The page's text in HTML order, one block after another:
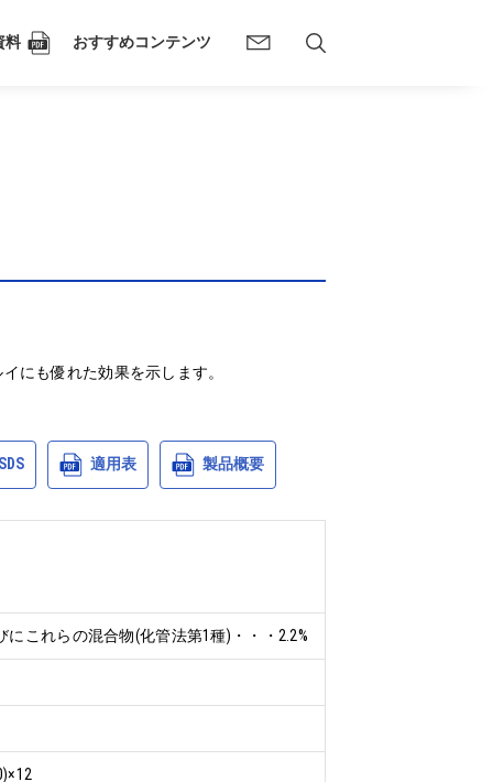
料 おすすめコンテンツ
にも優れた効果を示します。
SDS 適用表 製品概要
これらの混合物(化管法第1種)・・・2.2%